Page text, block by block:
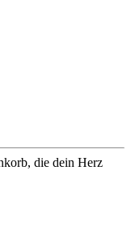
die dein Herz